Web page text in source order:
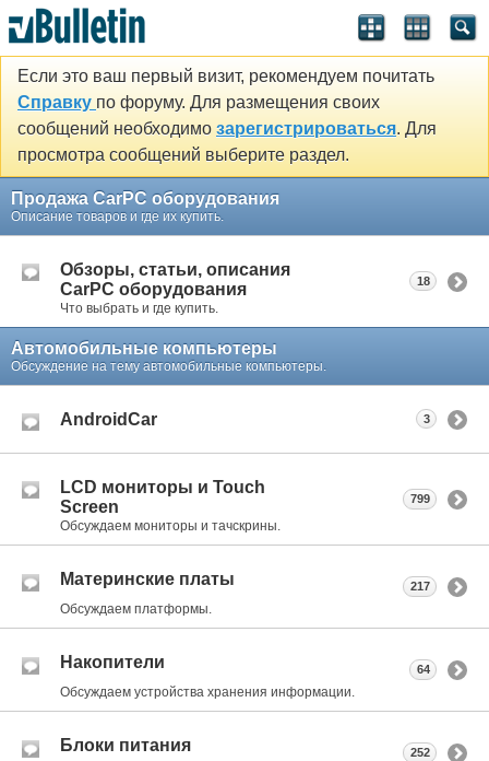
Если это ваш первый визит, рекомендуем почитать
Справку по форуму. Для размещения своих
сообщений необходимо зарегистрироваться. Для
просмотра сообщений выберите раздел.
Продажа CarPC оборудования
Описание товаров и где их купить.
Обзоры, статьи, описания
CarPC оборудования
Что выбрать и где купить.
18
Автомобильные компьютеры
Обсуждение на тему автомобильные компьютеры.
AndroidCar 3
LCD мониторы и Touch
Screen
Обсуждаем мониторы и тачскрины.
799
Материнские платы
Обсуждаем платформы.
217
Накопители
Обсуждаем устройства хранения информации.
64
Блоки питания 252